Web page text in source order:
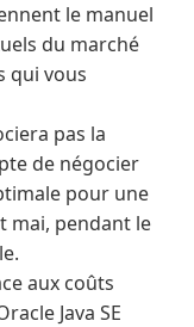
le manuel
du marché
qui vous
pas la
de négocier
pour une
mai, pendant le
aux coûts
Java SE